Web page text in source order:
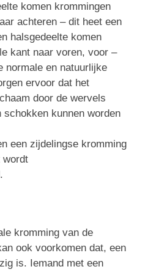
komen krommingen
achteren – dit heet een
halsgedeelte komen
kant naar voren, voor –
normale en natuurlijke
ervoor dat het
door de wervels
schokken kunnen worden
een zijdelingse kromming
wordt
kromming van de
ook voorkomen dat, een
is. Iemand met een